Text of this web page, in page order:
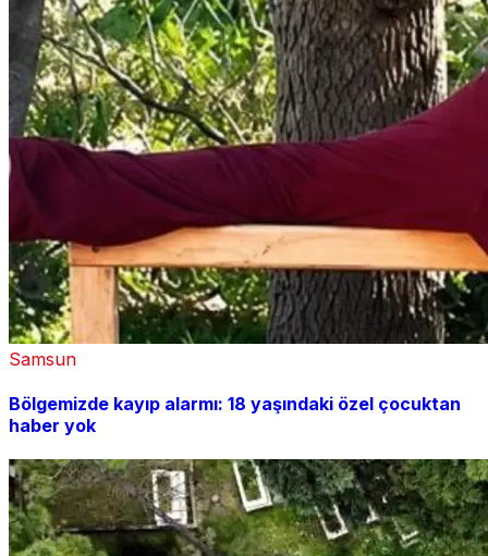
Samsun
Bölgemizde kayıp alarmı: 18 yaşındaki özel çocuktan
haber yok